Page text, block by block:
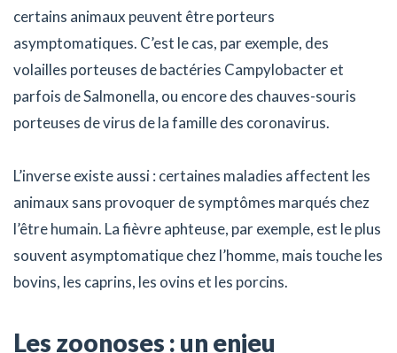
certains animaux peuvent être porteurs
asymptomatiques. C’est le cas, par exemple, des
volailles porteuses de bactéries Campylobacter et
parfois de Salmonella, ou encore des chauves-souris
porteuses de virus de la famille des coronavirus.
L’inverse existe aussi : certaines maladies affectent les
animaux sans provoquer de symptômes marqués chez
l’être humain. La fièvre aphteuse, par exemple, est le plus
souvent asymptomatique chez l’homme, mais touche les
bovins, les caprins, les ovins et les porcins.
Les zoonoses : un enjeu